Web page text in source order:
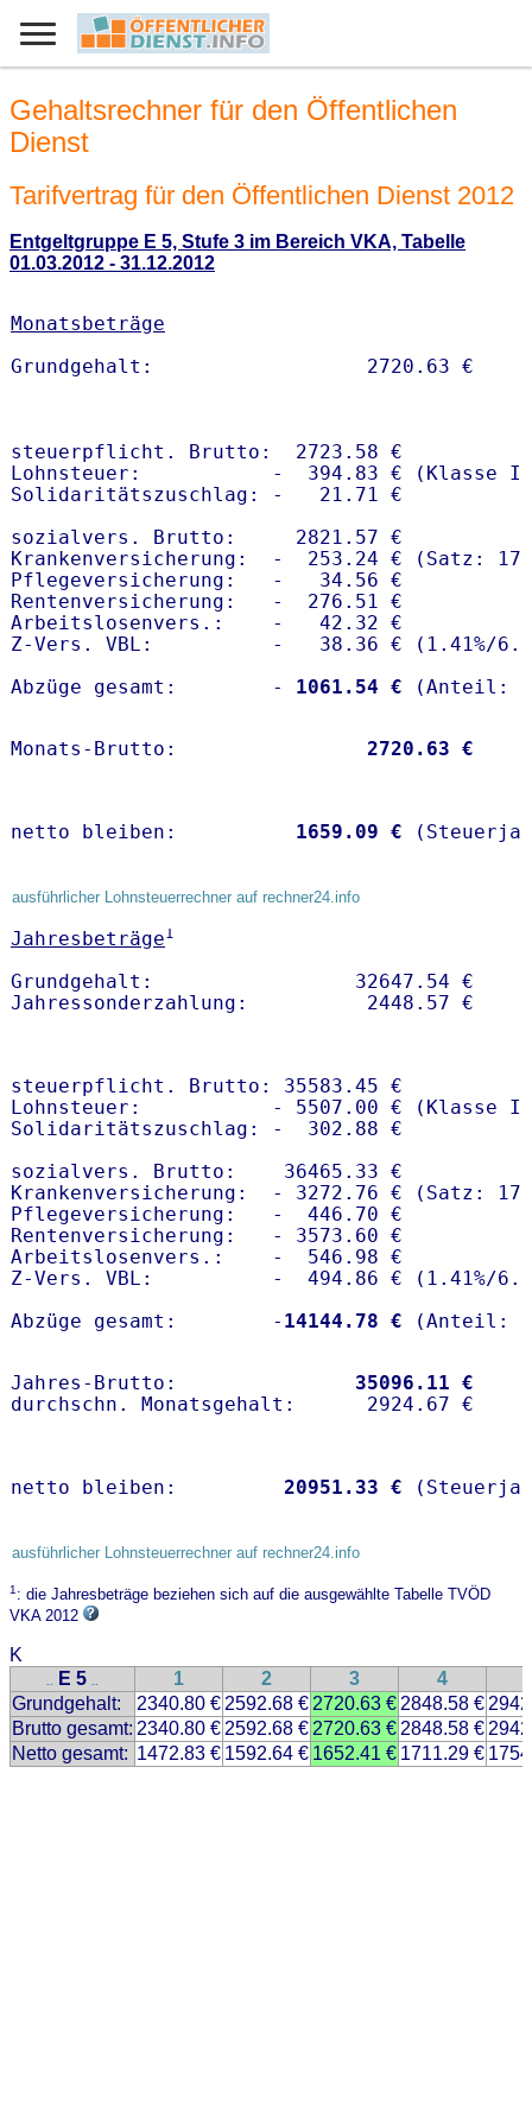
Gehaltsrechner für den Öffentlichen
Dienst
Tarifvertrag für den Öffentlichen Dienst 2012
Entgeltgruppe E 5, Stufe 3 im Bereich VKA, Tabelle
01.03.2012 - 31.12.2012
Monatsbeträge
steuerpflicht. Brutto:  2723.58 €
Lohnsteuer:           -  394.83 € (Klasse I)
Solidaritätszuschlag: -   21.71 €
sozialvers. Brutto:     2821.57 €
Krankenversicherung:  -  253.24 € (Satz:
Pflegeversicherung:   -   34.56 €
Rentenversicherung:   -  276.51 €
Arbeitslosenvers.:    -   42.32 €
Z-Vers. VBL:          -   38.36 € ( 1.41%/
Abzüge gesamt:        -
1061.54 €
Monats-Brutto: 2720.63 €
netto bleiben: 1659.09 €
ausführlicher Lohnsteuerrechner auf rechner24.info
Jahresbeträge1
Grundgehalt:                 32647.54 €
steuerpflicht. Brutto: 35583.45 €
Lohnsteuer:           - 5507.00 € (Klasse I)
Solidaritätszuschlag: -  302.88 €
sozialvers. Brutto:    36465.33 €
Krankenversicherung:  - 3272.76 € (Satz:
Pflegeversicherung:   -  446.70 €
Rentenversicherung:   - 3573.60 €
Arbeitslosenvers.:    -  546.98 €
Z-Vers. VBL:          -  494.86 € ( 1.41%/
Abzüge gesamt:        - 14144.78 €
Jahres-Brutto: 35096.11 €
netto bleiben: 20951.33 €
ausführlicher Lohnsteuerrechner auf rechner24.info
1: die Jahresbeträge beziehen sich auf die ausgewählte Tabelle TVÖD
VKA 2012
K
.. E 5 .. 1 2 3 4
Grundgehalt:
2340.80 € 2592.68 € 2720.63 € 2848.58 €
Brutto gesamt: 2340.80 € 2592.68 € 2720.63 € 2848.58 €
Netto gesamt: 1472.83 € 1592.64 € 1652.41 € 1711.29 €